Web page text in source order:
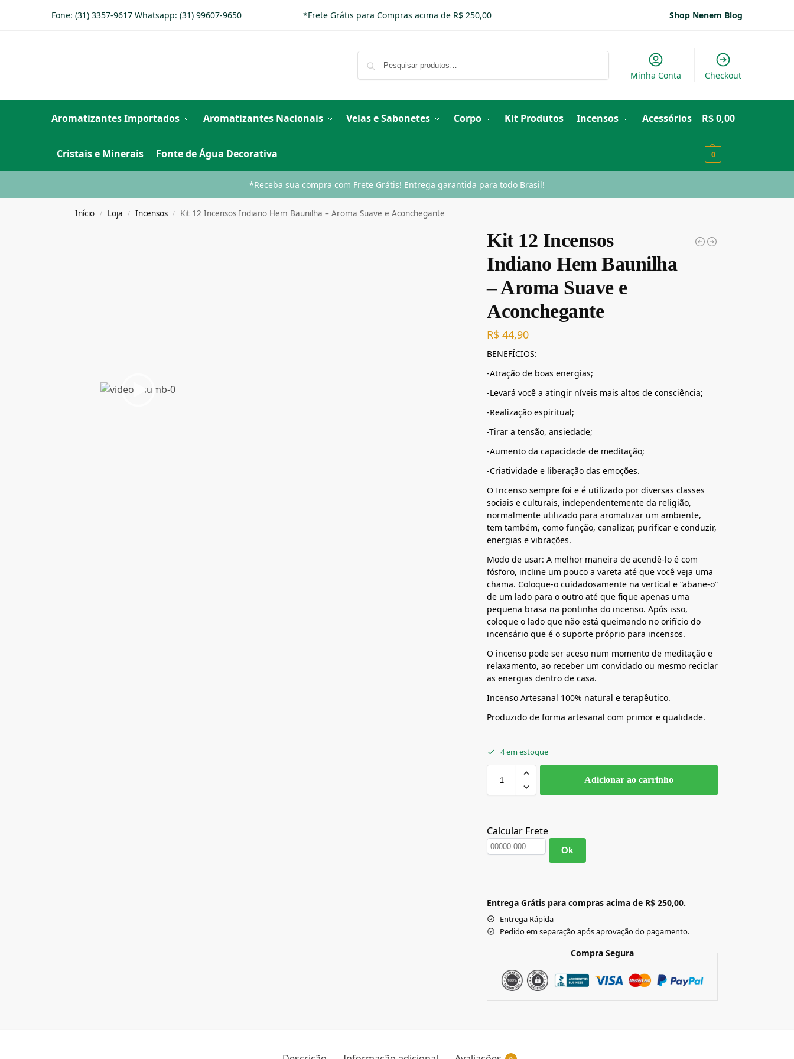
Fone: (31) 3357-9617 Whatsapp: (31) 99607-9650 *Frete Grátis para Compras acima de R$ 250,00 Shop Nenem Blog
Minha Conta Checkout
Aromatizantes Importados Aromatizantes Nacionais Velas e Sabonetes Corpo Kit Produtos Incensos Acessórios
Cristais e Minerais Fonte de Água Decorativa
R$0,00
0
*Receba sua compra com Frete Grátis! Entrega garantida para todo Brasil!
Início / Loja / Incensos / Kit 12 Incensos Indiano Hem Baunilha – Aroma Suave e Aconchegante
Kit 12 Incensos
Indiano Hem Baunilha
– Aroma Suave e
Aconchegante
R$ 44,90
BENEFÍCIOS:
-Atração de boas energias;
-Levará você a atingir níveis mais altos de consciência;
-Realização espiritual;
-Tirar a tensão, ansiedade;
-Aumento da capacidade de meditação;
-Criatividade e liberação das emoções.
O Incenso sempre foi e é utilizado por diversas classes
sociais e culturais, independentemente da religião,
normalmente utilizado para aromatizar um ambiente,
tem também, como função, canalizar, purificar e conduzir,
energias e vibrações.
Modo de usar: A melhor maneira de acendê-lo é com
fósforo, incline um pouco a vareta até que você veja uma
chama. Coloque-o cuidadosamente na vertical e “abane-o”
de um lado para o outro até que fique apenas uma
pequena brasa na pontinha do incenso. Após isso,
coloque o lado que não está queimando no orifício do
incensário que é o suporte próprio para incensos.
O incenso pode ser aceso num momento de meditação e
relaxamento, ao receber um convidado ou mesmo reciclar
as energias dentro de casa.
Incenso Artesanal 100% natural e terapêutico.
Produzido de forma artesanal com primor e qualidade.
4 em estoque
Adicionar ao carrinho
Calcular Frete
Ok
Entrega Grátis para compras acima de R$ 250,00.
Entrega Rápida
Pedido em separação após aprovação do pagamento.
Compra Segura